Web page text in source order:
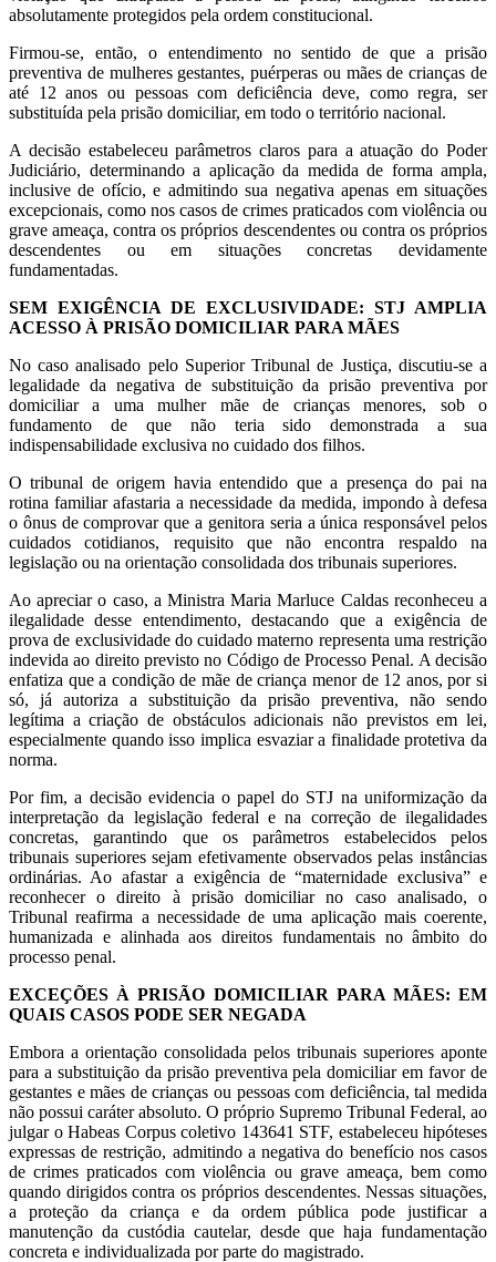
absolutamente protegidos pela ordem constitucional.
Firmou-se, então, o entendimento no sentido de que a prisão
preventiva de mulheres gestantes, puérperas ou mães de crianças de
até 12 anos ou pessoas com deficiência deve, como regra, ser
substituída pela prisão domiciliar, em todo o território nacional.
A decisão estabeleceu parâmetros claros para a atuação do Poder
Judiciário, determinando a aplicação da medida de forma ampla,
inclusive de ofício, e admitindo sua negativa apenas em situações
excepcionais, como nos casos de crimes praticados com violência ou
grave ameaça, contra os próprios descendentes ou contra os próprios
descendentes ou em situações concretas devidamente
fundamentadas.
SEM EXIGÊNCIA DE EXCLUSIVIDADE: STJ AMPLIA
ACESSO À PRISÃO DOMICILIAR PARA MÃES
No caso analisado pelo Superior Tribunal de Justiça, discutiu-se a
legalidade da negativa de substituição da prisão preventiva por
domiciliar a uma mulher mãe de crianças menores, sob o
fundamento de que não teria sido demonstrada a sua
indispensabilidade exclusiva no cuidado dos filhos.
O tribunal de origem havia entendido que a presença do pai na
rotina familiar afastaria a necessidade da medida, impondo à defesa
o ônus de comprovar que a genitora seria a única responsável pelos
cuidados cotidianos, requisito que não encontra respaldo na
legislação ou na orientação consolidada dos tribunais superiores.
Ao apreciar o caso, a Ministra Maria Marluce Caldas reconheceu a
ilegalidade desse entendimento, destacando que a exigência de
prova de exclusividade do cuidado materno representa uma restrição
indevida ao direito previsto no Código de Processo Penal. A decisão
enfatiza que a condição de mãe de criança menor de 12 anos, por si
só, já autoriza a substituição da prisão preventiva, não sendo
legítima a criação de obstáculos adicionais não previstos em lei,
especialmente quando isso implica esvaziar a finalidade protetiva da
norma.
Por fim, a decisão evidencia o papel do STJ na uniformização da
interpretação da legislação federal e na correção de ilegalidades
concretas, garantindo que os parâmetros estabelecidos pelos
tribunais superiores sejam efetivamente observados pelas instâncias
ordinárias. Ao afastar a exigência de “maternidade exclusiva” e
reconhecer o direito à prisão domiciliar no caso analisado, o
Tribunal reafirma a necessidade de uma aplicação mais coerente,
humanizada e alinhada aos direitos fundamentais no âmbito do
processo penal.
EXCEÇÕES À PRISÃO DOMICILIAR PARA MÃES: EM
QUAIS CASOS PODE SER NEGADA
Embora a orientação consolidada pelos tribunais superiores aponte
para a substituição da prisão preventiva pela domiciliar em favor de
gestantes e mães de crianças ou pessoas com deficiência, tal medida
não possui caráter absoluto. O próprio Supremo Tribunal Federal, ao
julgar o Habeas Corpus coletivo 143641 STF, estabeleceu hipóteses
expressas de restrição, admitindo a negativa do benefício nos casos
de crimes praticados com violência ou grave ameaça, bem como
quando dirigidos contra os próprios descendentes. Nessas situações,
a proteção da criança e da ordem pública pode justificar a
manutenção da custódia cautelar, desde que haja fundamentação
concreta e individualizada por parte do magistrado.